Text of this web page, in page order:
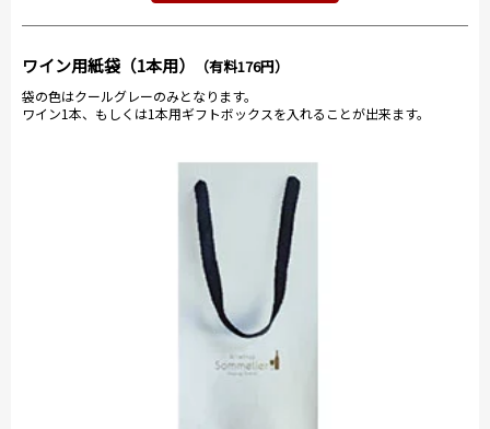
ワイン用紙袋（1本用） （有料176円）
袋の色はクールグレーのみとなります。
ワイン1本、もしくは1本用ギフトボックスを入れることが出来ます。